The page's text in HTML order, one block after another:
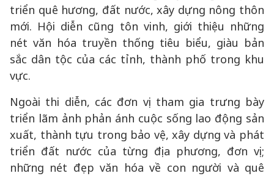
triển quê hương, đất nước, xây dựng nông thôn
mới. Hội diễn cũng tôn vinh, giới thiệu những
nét văn hóa truyền thống tiêu biểu, giàu bản
sắc dân tộc của các tỉnh, thành phố trong khu
vực.
Ngoài thi diễn, các đơn vị tham gia trưng bày
triển lãm ảnh phản ánh cuộc sống lao động sản
xuất, thành tựu trong bảo vệ, xây dựng và phát
triển đất nước của từng địa phương, đơn vị;
những nét đẹp văn hóa về con người và quê